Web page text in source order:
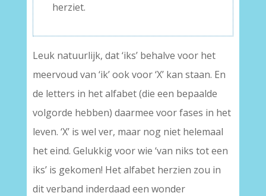
herziet.
Leuk natuurlijk, dat ‘iks’ behalve voor het
meervoud van ‘ik’ ook voor ‘X’ kan staan. En
de letters in het alfabet (die een bepaalde
volgorde hebben) daarmee voor fases in het
leven. ‘X’ is wel ver, maar nog niet helemaal
het eind. Gelukkig voor wie ‘van niks tot een
iks’ is gekomen! Het alfabet herzien zou in
dit verband inderdaad een wonder